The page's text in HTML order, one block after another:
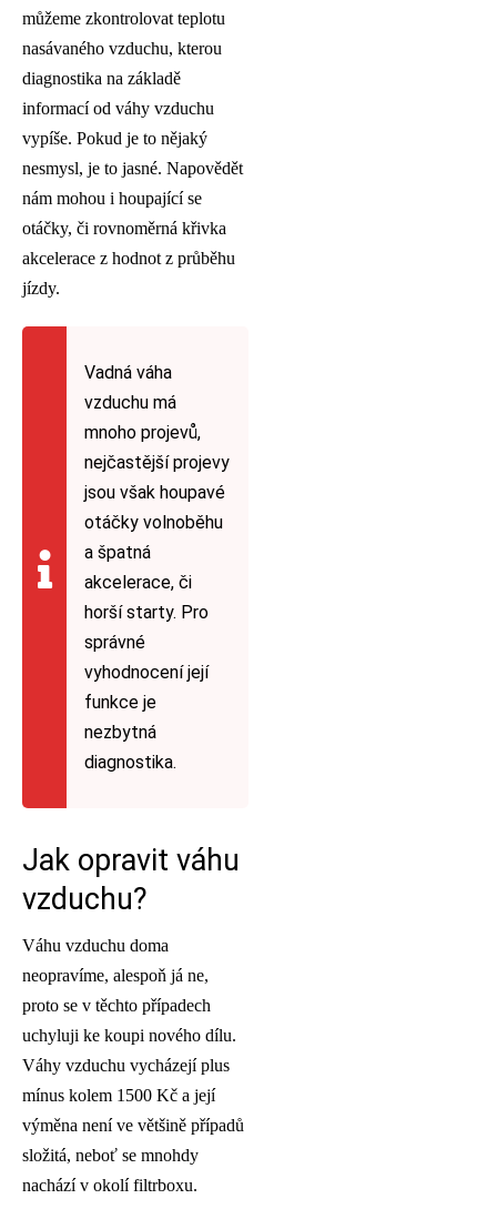
můžeme zkontrolovat teplotu
nasávaného vzduchu, kterou
diagnostika na základě
informací od váhy vzduchu
vypíše. Pokud je to nějaký
nesmysl, je to jasné. Napovědět
nám mohou i houpající se
otáčky, či rovnoměrná křivka
akcelerace z hodnot z průběhu
jízdy.
Vadná váha
vzduchu má
mnoho projevů,
nejčastější projevy
jsou však houpavé
otáčky volnoběhu
a špatná
akcelerace, či
horší starty. Pro
správné
vyhodnocení její
funkce je
nezbytná
diagnostika.
Jak opravit váhu
vzduchu?
Váhu vzduchu doma
neopravíme, alespoň já ne,
proto se v těchto případech
uchyluji ke koupi nového dílu.
Váhy vzduchu vycházejí plus
mínus kolem 1500 Kč a její
výměna není ve většině případů
složitá, neboť se mnohdy
nachází v okolí filtrboxu.